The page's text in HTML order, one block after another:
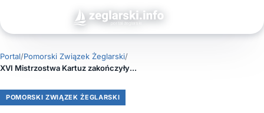
Portal/Pomorski Związek Żeglarski/
XVI Mistrzostwa Kartuz zakończyły VIII Żeglarski Puchar Kaszub
POMORSKI ZWIĄZEK ŻEGLARSKI